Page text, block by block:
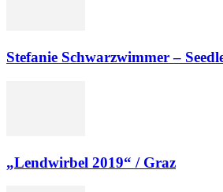
Stefanie Schwarzwimmer –
„Lendwirbel 2019“ / Graz